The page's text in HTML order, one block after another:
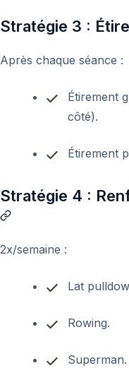
Stratégie 3 :
Après chaque séance :
Étirement
côté).
Étirement
Stratégie 4 :
2x/semaine :
Lat
Rowing.
Superman.